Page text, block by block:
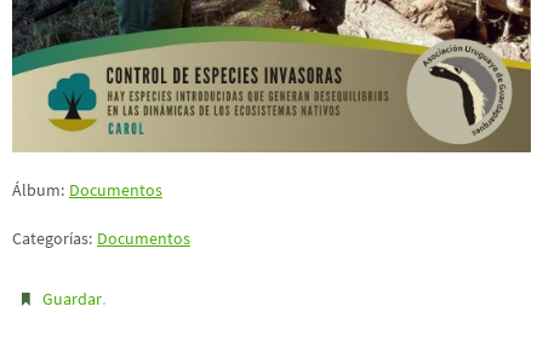
Álbum: Documentos
Categorías: Documentos
Guardar.